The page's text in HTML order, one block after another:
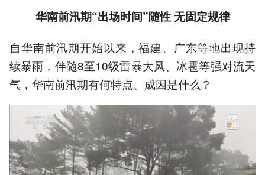
华南前汛期“出场时间”随性 无固定规律
自华南前汛期开始以来，福建、广东等地出现持
续暴雨，伴随8至10级雷暴大风、冰雹等强对流天
气，华南前汛期有何特点、成因是什么？